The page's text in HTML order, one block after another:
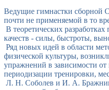
Ведущие гимнастки сборной
почти не применяемой в то
В теоретических
качеств - силы, быстроты,
Ряд новых идей в области
физической культуры,
упражнений в зависимости
периодизации тренировки,
Л. Н. Соболев и И. А. Бражник